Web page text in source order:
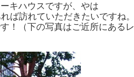
キハウスですが、やは
ば訪れていただきたいですね。
！（下の写真はご近所にあるレ